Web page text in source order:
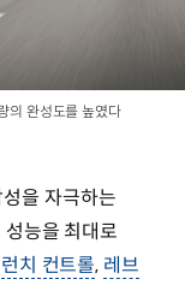
의 완성도를 높였다
을 자극하는
능을 최대로
런치 컨트롤, 레브